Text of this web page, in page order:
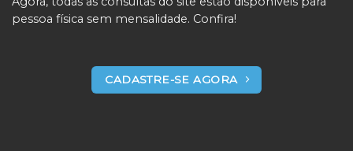
pessoa física sem mensalidade. Confira!
CADASTRE-SE AGORA